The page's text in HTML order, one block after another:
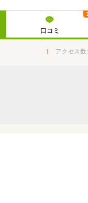
口コミ
1
↑ アクセス